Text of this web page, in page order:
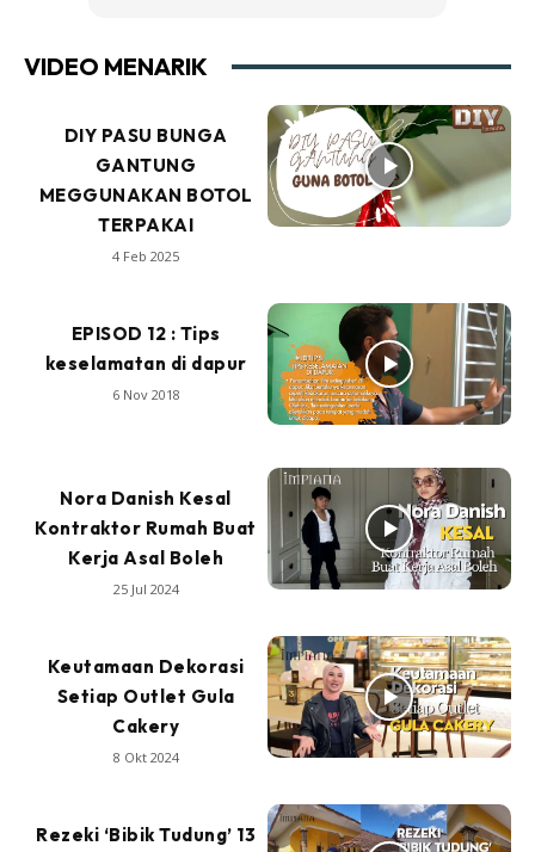
VIDEO MENARIK
DIY PASU BUNGA
GANTUNG
MEGGUNAKAN BOTOL
TERPAKAI
4 Feb 2025
EPISOD 12 : Tips
keselamatan di dapur
6 Nov 2018
Nora Danish Kesal
Kontraktor Rumah Buat
Kerja Asal Boleh
25 Jul 2024
Keutamaan Dekorasi
Setiap Outlet Gula
Cakery
8 Okt 2024
Rezeki ‘Bibik Tudung’ 13